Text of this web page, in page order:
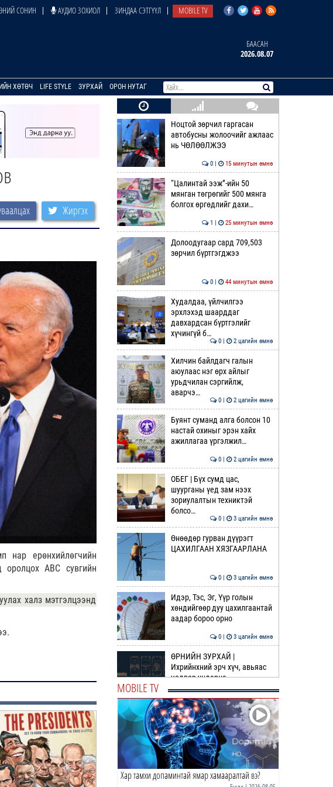
СОНИН АУДИО ЗОХИОЛ ЗИНДАА СЭТГҮҮЛ MOBILE TV
БААСАН
2026.08.07
ХӨТӨЧ LIFE STYLE ЗУРХАЙ ОРОН НУТАГ
Жиргэх
нар ерөнхийлөгчийн
оролцох АВС сувгийн
халз мэтгэлцээнд
Ноцтой зөрчил гаргасан
автобусны жолоочийг ажлаас
нь ЧӨЛӨӨЛЖЭЭ
0 | 15 минутын өмнө
“Цалинтай ээж”-ийн 50
мянган төгрөгийг 500 мянга
болгох өргөдлийг дахи…
1 | 25 минутын өмнө
Долоодугаар сард 709,503
зөрчил бүртгэгджээ
0 | 44 минутын өмнө
Худалдаа, үйлчилгээ
эрхлэхэд шаарддаг
давхардсан бүртгэлийг
хүчингүй б…
0 | 2 цагийн өмнө
Хилчин байлдагч галын
аюулаас нэг өрх айлыг
урьдчилан сэргийлж,
аварчэ…
0 | 2 цагийн өмнө
Буянт суманд алга болсон 10
настай охиныг эрэн хайх
ажиллагаа үргэлжил…
0 | 2 цагийн өмнө
ОБЕГ | Бүх сумд цас,
шуурганы үед зам нээх
зориулалтын техниктэй
болсо…
0 | 3 цагийн өмнө
Өнөөдөр гурван дүүрэгт
ЦАХИЛГААН ХЯЗГААРЛАНА
0 | 3 цагийн өмнө
Идэр, Тэс, Эг, Үүр голын
хөндийгөөр дуу цахилгаантай
аадар бороо орно
0 | 3 цагийн өмнө
ӨРНИЙН ЗУРХАЙ |
Ихрийнхний эрч хүч, авьяас
чадвар ундарна
ӨГЛӨӨНИЙ МЭНД!
0 | 5 цагийн өмнө
Г.Тэмүүлэн тэргүүтэй УИХ-ын
MOBILE TV
Хар тамхи допаминтай ямар хамааралтай вэ?